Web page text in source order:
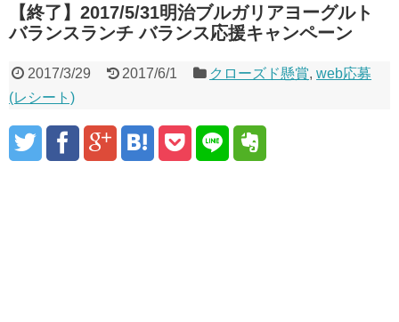
【終了】2017/5/31明治ブルガリアヨーグルト
バランスランチ バランス応援キャンペーン
2017/3/29 2017/6/1 クローズド懸賞,web応募
(レシート)